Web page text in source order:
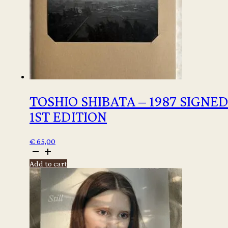
TOSHIO SHIBATA – 1987 SIGNED
1ST EDITION
€ 65,00
Toshio
Shibata
-
1987
edition
quantity
Add to cart